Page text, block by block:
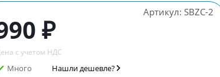
Артикул: SBZC-2
₽
с учетом НДС
Много Нашли дешевле?